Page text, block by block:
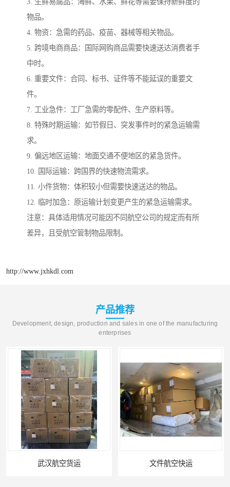
物品。
4. 物资：急需的药品、疫苗、器械等相关物品。
5. 跨境电商商品：国际网购商品需要快速送达消费者手
中时。
6. 重要文件：合同、标书、证件等不能延误的重要文
件。
7. 工业急件：工厂急需的零配件、生产原料等。
8. 特殊时期运输：如节假日、突发事件时的紧急运输需
求。
9. 偏远地区运输：地面交通不便地区的紧急货件。
10. 国际运输：跨国界的快速物流需求。
11. 小件货物：体积较小但需要快速送达的物品。
12. 临时加急：原运输计划变更产生的紧急运输需求。
注意：具体适用情况可能因不同航空公司的规定而有所
差异，且受航空管制物品限制。
http://www.jxhkdl.com
产品推荐
Development, design, production and sales in one of the manufacturing
enterprises
武汉航空货运 文件航空快运